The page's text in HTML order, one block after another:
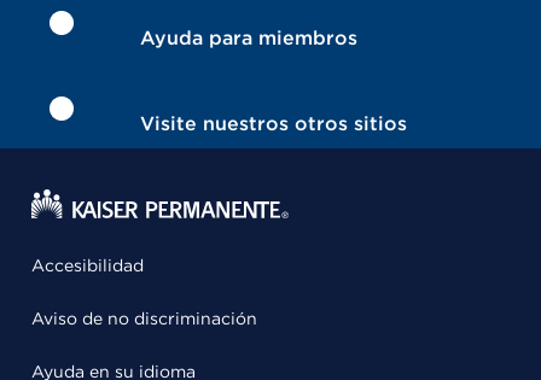
Ayuda para miembros
Visite nuestros otros sitios
Accesibilidad
Aviso de no discriminación
Ayuda en su idioma